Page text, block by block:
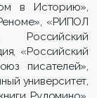
в Историю»,
«РИПОЛ
Российский
«Российский
писателей»,
университет,